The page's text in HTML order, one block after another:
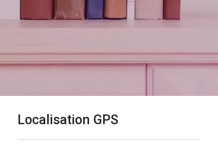
Localisation GPS